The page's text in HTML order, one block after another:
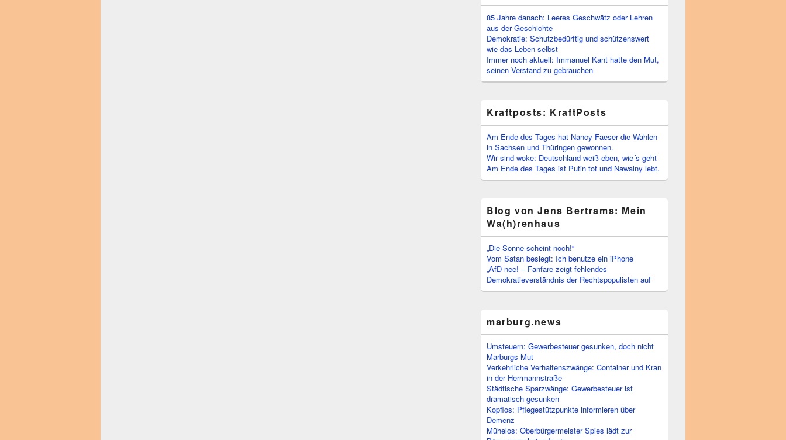
85 Jahre danach: Leeres Geschwätz oder Lehren
aus der Geschichte
Demokratie: Schutzbedürftig und schützenswert
wie das Leben selbst
Immer noch aktuell: Immanuel Kant hatte den Mut,
seinen Verstand zu gebrauchen
Kraftposts: KraftPosts
Am Ende des Tages hat Nancy Faeser die Wahlen
in Sachsen und Thüringen gewonnen.
Wir sind woke: Deutschland weiß eben, wie´s geht
Am Ende des Tages ist Putin tot und Nawalny lebt.
Blog von Jens Bertrams: Mein
Wa(h)renhaus
„Die Sonne scheint noch!“
Vom Satan besiegt: Ich benutze ein iPhone
„AfD nee! – Fanfare zeigt fehlendes
Demokratieverständnis der Rechtspopulisten auf
marburg.news
Umsteuern: Gewerbesteuer gesunken, doch nicht
Marburgs Mut
Verkehrliche Verhaltenszwänge: Container und Kran
in der Herrmannstraße
Städtische Sparzwänge: Gewerbesteuer ist
dramatisch gesunken
Kopflos: Pflegestützpunkte informieren über
Demenz
Mühelos: Oberbürgermeister Spies lädt zur